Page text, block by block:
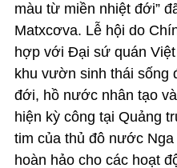
màu từ miền nhiệt đới”
Matxcơva. Lễ hội do
hợp với Đại sứ quán
khu vườn sinh thái sống
đới, hồ nước nhân tạo
hiện kỳ công tại Quảng
tim của thủ đô nước
hoàn hảo cho các hoạt